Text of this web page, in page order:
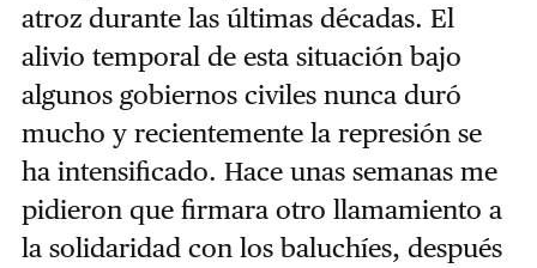
atroz durante las últimas décadas. El
alivio temporal de esta situación bajo
algunos gobiernos civiles nunca duró
mucho y recientemente la represión se
ha intensificado. Hace unas semanas me
pidieron que firmara otro llamamiento a
la solidaridad con los baluchíes, después